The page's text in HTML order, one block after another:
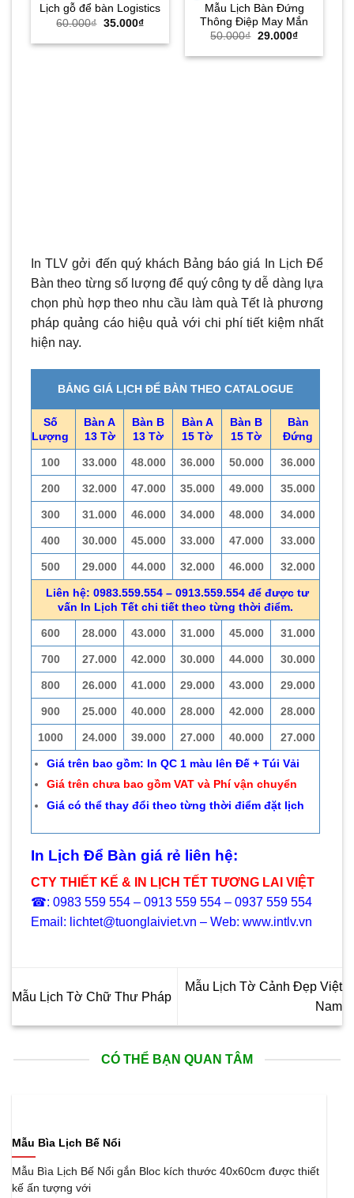
Lịch gỗ để bàn Logistics
60.000₫ Giá
là:
35.000₫Giá
tại
Mẫu Lịch Bàn Đứng
Thông Điệp May Mắn
50.000₫ Giá
là:
29.000₫Giá
tại
In TLV gởi đến quý khách Bảng báo giá In Lịch Để
Bàn theo từng số lượng để quý công ty dễ dàng lựa
chọn phù hợp theo nhu cầu làm quà Tết là phương
pháp quảng cáo hiệu quả với chi phí tiết kiệm nhất
hiện nay.
BẢNG GIÁ LỊCH ĐỂ BÀN THEO CATALOGUE
Số
Lượng
Bàn A
13 Tờ
Bàn B
13 Tờ
Bàn A
15 Tờ
Bàn B
15 Tờ
Bàn
Đứng
100 33.000 48.000 36.000 50.000 36.000
200 32.000 47.000 35.000 49.000 35.000
300 31.000 46.000 34.000 48.000 34.000
400 30.000 45.000 33.000 47.000 33.000
500 29.000 44.000 32.000 46.000 32.000
Liên hệ: 0983.559.554 – 0913.559.554 để được tư
vấn In Lịch Tết chi tiết theo từng thời điểm.
600 28.000 43.000 31.000 45.000 31.000
700 27.000 42.000 30.000 44.000 30.000
800 26.000 41.000 29.000 43.000 29.000
900 25.000 40.000 28.000 42.000 28.000
1000 24.000 39.000 27.000 40.000 27.000
Giá trên bao gồm: In QC 1 màu lên Đế + Túi Vải
Giá trên chưa bao gồm VAT và Phí vận chuyển
Giá có thể thay đổi theo từng thời điểm đặt lịch
In Lịch Để Bàn giá rẻ liên hệ:
CTY THIẾT KẾ & IN LỊCH TẾT TƯƠNG LAI VIỆT
☎: 0983 559 554 – 0913 559 554 – 0937 559 554
Email: lichtet@tuonglaiviet.vn – Web: www.intlv.vn
Mẫu Lịch Tờ Chữ Thư Pháp
Mẫu Lịch Tờ Cảnh Đẹp Việt
Nam
CÓ THỂ BẠN QUAN TÂM
Mẫu Bìa Lịch Bế Nổi
Mẫu Bìa Lịch Bế Nổi gắn Bloc kích thước 40x60cm được thiết
kế ấn tượng với